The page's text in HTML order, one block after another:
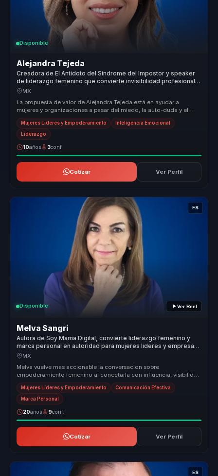
Disponible
Alejandra Tejeda
Creadora de El Antidoto del Sindrome del Impostor y speaker
de liderazgo femenino que convierte invisibilidad profesional
en autoridad para mujeres lideres.
MX
La propuesta de valor de Alejandra Tejeda está en ayudar a
mujeres y organizaciones a pasar del miedo, la auto-duda y el
auto sabotaje a ...
Mujeres Líderes y Empoderamiento Inteligencia Emocional
Liderazgo
10años 3conf.
Cotizar Ver Perfil
ES
Disponible Ver Reel
Melva Sangri
Autora de Soy Mama Digital, convierte liderazgo femenino y
marca personal en autoridad para mujeres lideres y empresas
globales.
MX
Melva vuelve mas accionable la conversacion sobre
empoderamiento femenino al conectarla con influencia, visibilidad
y capacidad real de d...
Mujeres Líderes y Empoderamiento Comunicación Efectiva
Marca Personal
20años 9conf.
Cotizar Ver Perfil
ES